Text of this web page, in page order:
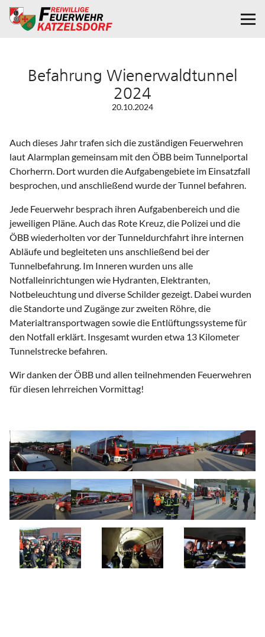
Befahrung Wienerwaldtunnel
2024
20.10.2024
Auch dieses Jahr trafen sich die zuständigen Feuerwehren
laut Alarmplan gemeinsam mit den ÖBB beim Tunnelportal
Chorherrn. Dort wurden die Aufgabengebiete im Einsatzfall
besprochen, und anschließend wurde der Tunnel befahren.
Jede Feuerwehr besprach ihren Aufgabenbereich und die
jeweiligen Pläne. Auch das Rote Kreuz, die Polizei und die
ÖBB wiederholten vor der Tunneldurchfahrt ihre internen
Abläufe und begleiteten uns anschließend bei der
Tunnelbefahrung. Im Inneren wurden uns alle
Notfalleinrichtungen wie Hydranten, Elektranten,
Notbeleuchtung und diverse Schilder gezeigt. Dabei wurden
die Standorte und Zugänge zur zweiten Röhre, die
Materialtransportwagen sowie die Entlüftungssysteme für
den Notfall erklärt. Insgesamt wurden etwa 13 Kilometer
Tunnelstrecke befahren.
Wir danken der ÖBB und allen teilnehmenden Feuerwehren
für diesen lehrreichen Vormittag!